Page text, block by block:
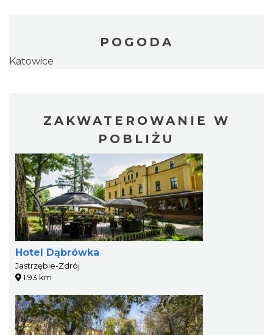
POGODA
Katowice
ZAKWATEROWANIE W
POBLIŻU
Hotel Dąbrówka
Jastrzębie-Zdrój
1.93 km